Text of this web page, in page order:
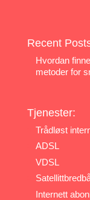
Recent
Hvordan
metoder for
Tjenester:
Trådløst
ADSL
VDSL
Internett